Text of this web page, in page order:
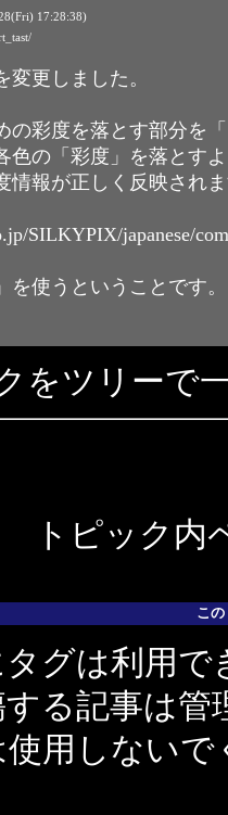
17:28:38)
更しました。
の彩度を落とす部分を
色の「彩度」を落とす
情報が正しく反映され
SILKYPIX/japanese/
を使うということです。
をツリーで
トピック内
こ
タグは利用で
る記事は管
用しない